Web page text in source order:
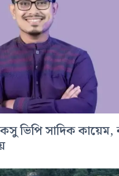
ভিপি সাদিক কায়েম,